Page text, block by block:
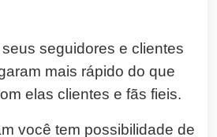
seguidores e clientes
mais rápido do que
elas clientes e fãs fieis.
você tem possibilidade de